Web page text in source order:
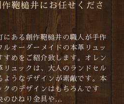
作鞄槌井にお任せくださ
にある創作鞄槌井の職人が手作
ルオーダーメイドの本革リュッ
すめをご紹介致します。オレン
リュックは、大人のランドセル
ようなデザインが素敵です。本
クのデザインはもちろんです
のひねり金具や...